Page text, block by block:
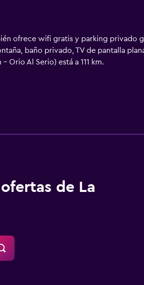
ofrece wifi gratis y parking privado
baño privado, TV de pantalla
Al Serio) está a 111 km.
de La